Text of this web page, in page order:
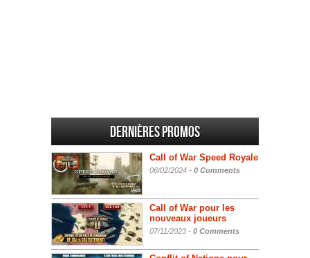
Dernières promos
Call of War Speed Royale
06/02/2024 - 0 Comments
Call of War pour les
nouveaux joueurs
07/11/2023 - 0 Comments